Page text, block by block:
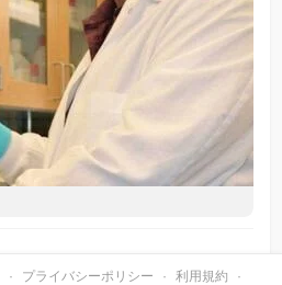
· プライバシーポリシー · 利用規約 ·